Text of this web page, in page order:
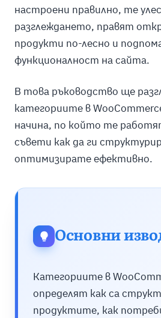
настроени правилно, те
разглеждането, правят
продукти по-лесно и
функционалност на сайта.
В това ръководство ще
категориите в
начина, по който те
съвети как да ги
оптимизирате ефективно.
Основни
Категориите в
определят как са
продуктите, как